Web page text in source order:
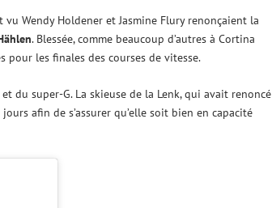
vu Wendy Holdener et Jasmine Flury renonçaient la
. Blessée, comme beaucoup d’autres à Cortina
pour les finales des courses de vitesse.
du super-G. La skieuse de la Lenk, qui avait renoncé
afin de s’assurer qu’elle soit bien en capacité